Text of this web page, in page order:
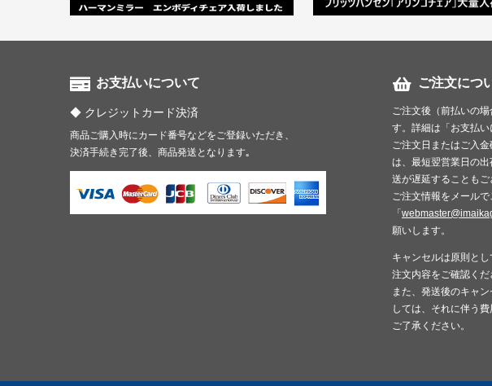
お支払いについて
クレジットカード決済
商品ご購入時にカード番号などをご登録いただき、
決済手続き完了後、商品発送となります｡
ご注文につ
ご注文後（前払いの
す。詳細は「お支払い
ご注文日またはご入
は、最短翌営業日の
送が遅延することもご
ご注文情報をメール
「
願いします。
キャンセルは原則と
注文内容をご確認くだ
また、発送後のキャ
しては、それに伴う
ご了承ください。